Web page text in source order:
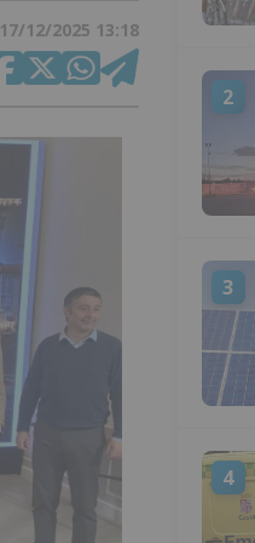
17/12/2025 13:18
2
3
4